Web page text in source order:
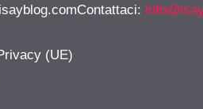
:
(UE)